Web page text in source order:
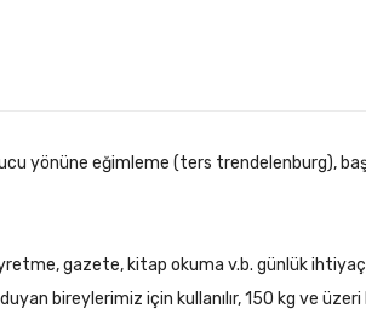
yönüne eğimleme (ters trendelenburg),
gazete, kitap okuma v.b. günlük
bireylerimiz için kullanılır, 150 kg ve